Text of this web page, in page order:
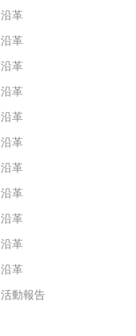
沿革
沿革
沿革
沿革
沿革
沿革
沿革
沿革
沿革
沿革
沿革
活動報告